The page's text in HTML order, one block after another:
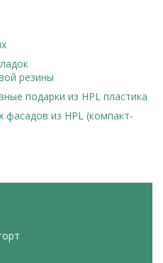
резины
подарки из HPL пластика
из HPL (компакт-